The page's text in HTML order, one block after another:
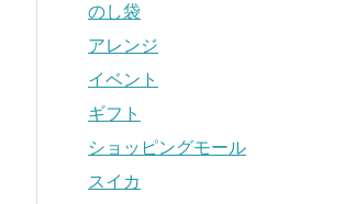
のし袋
アレンジ
イベント
ギフト
ショッピングモール
スイカ